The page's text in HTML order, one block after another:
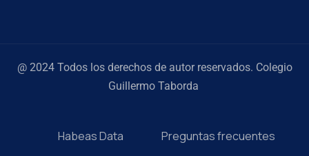
@ 2024 Todos los derechos de autor reservados. Colegio
Guillermo Taborda
Habeas Data Preguntas frecuentes